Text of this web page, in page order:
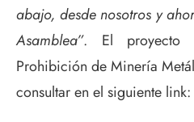
abajo, desde nosotros y
Asamblea”. El proyecto
Prohibición de Minería
consultar en el siguiente link: